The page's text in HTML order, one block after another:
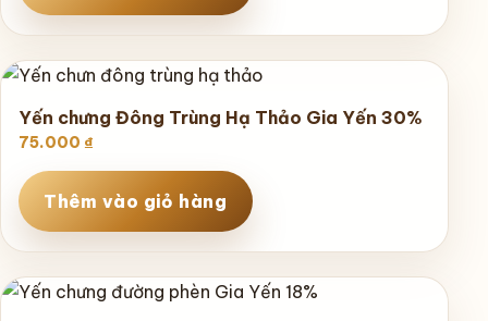
Yến chưng Đông Trùng Hạ Thảo Gia Yến 30%
75.000 ₫
Thêm vào giỏ hàng